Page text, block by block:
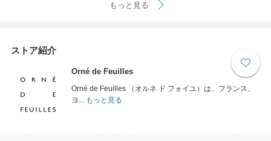
もっと見る
ストア紹介
Orné de Feuilles
Orné de Feuilles （オルネ ド フォイユ）は、フランス、
ヨ...もっと見る